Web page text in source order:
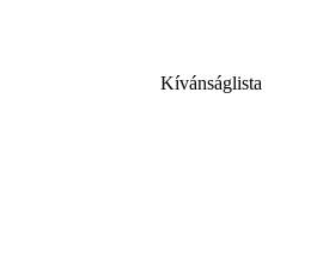
Kívánságlista